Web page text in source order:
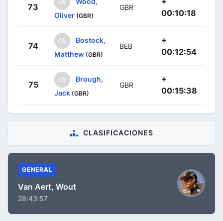
73
Oliver (GBR)
GBR
00:10:18
74
Bostock,
Matthew (GBR)
BEB
+
00:12:54
75
Brough,
Jack (GBR)
GBR
+
00:15:38
CLASIFICACIONES
GENERAL
Van Aert, Wout
28:43:57